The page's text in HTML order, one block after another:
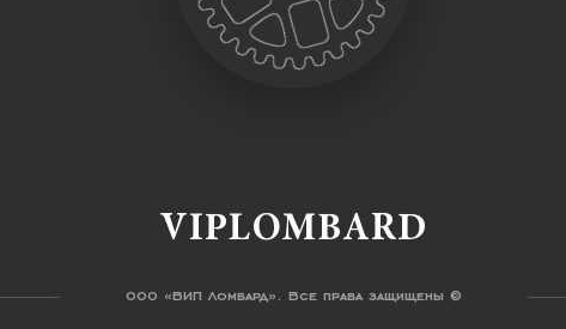
VIPLOMBARD
ООО «ВИП Ломбард». Все права защищены ©